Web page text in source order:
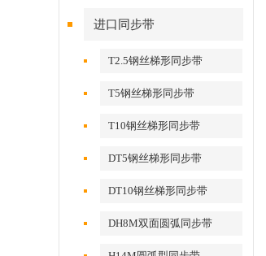
进口同步带
T2.5钢丝梯形同步带
T5钢丝梯形同步带
T10钢丝梯形同步带
DT5钢丝梯形同步带
DT10钢丝梯形同步带
DH8M双面圆弧同步带